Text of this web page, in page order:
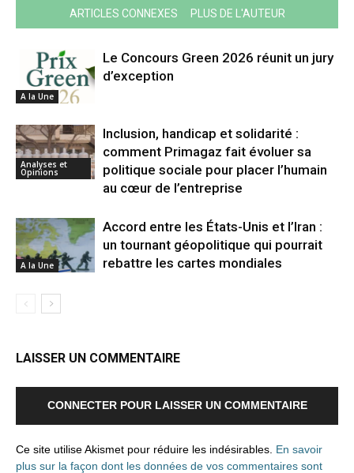
ARTICLES CONNEXES PLUS DE L'AUTEUR
A la Une
Le Concours Green 2026 réunit un jury
d’exception
Analyses et
Opinions
Inclusion, handicap et solidarité :
comment Primagaz fait évoluer sa
politique sociale pour placer l’humain
au cœur de l’entreprise
A la Une
Accord entre les États-Unis et l’Iran :
un tournant géopolitique qui pourrait
rebattre les cartes mondiales
LAISSER UN COMMENTAIRE
CONNECTER POUR LAISSER UN COMMENTAIRE
Ce site utilise Akismet pour réduire les indésirables. En savoir
plus sur la façon dont les données de vos commentaires sont